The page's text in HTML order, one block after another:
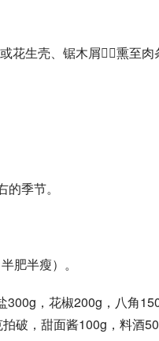
花生壳、锯木屑，熏至
季节。
肥半瘦）。
，花椒200g，八角
破，甜面酱100g，料酒